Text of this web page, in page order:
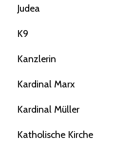
Judea
K9
Kanzlerin
Kardinal Marx
Kardinal Müller
Katholische Kirche